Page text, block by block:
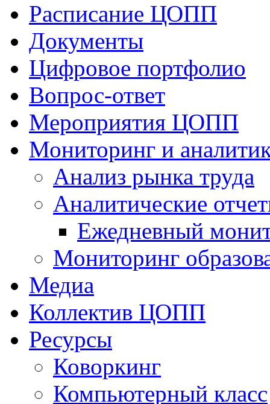
Расписание ЦОПП
Документы
Цифровое портфолио
Вопрос-ответ
Мероприятия ЦОПП
Мониторинг и
Анализ рынка труда
Аналитические
Ежедневный
Мониторинг
Медиа
Коллектив ЦОПП
Ресурсы
Коворкинг
Компьютерный класс